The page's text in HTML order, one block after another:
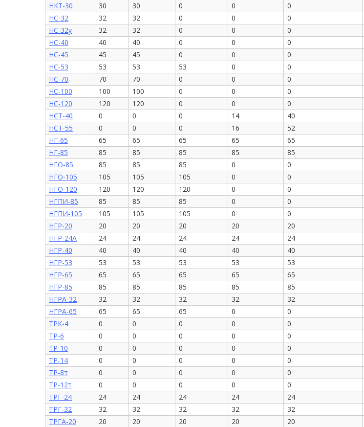
НКТ-30
30 30 0 0 0
НС-32
32 32 0 0 0
НС-32у
32 32 0 0 0
НС-40
40 40 0 0 0
НС-45
45 45 0 0 0
НС-53
53 53 53 0 0
НС-70
70 70 0 0 0
НС-100
100 100 0 0 0
НС-120
120 120 0 0 0
НСТ-40
0 0 0 14 40
НСТ-55
0 0 0 16 52
НГ-65
65 65 65 65 65
НГ-85
85 85 85 85 85
НГО-85
85 85 85 0 0
НГО-105
105 105 105 0 0
НГО-120
120 120 120 0 0
НГПИ-85
85 85 85 0 0
НГПИ-105
105 105 105 0 0
НГР-20
20 20 20 20 20
НГР-24А
24 24 24 24 24
НГР-40
40 40 40 40 40
НГР-53
53 53 53 53 53
НГР-65
65 65 65 65 65
НГР-85
85 85 85 85 85
НГРА-32
32 32 32 32 32
НГРА-65
65 65 65 0 0
ТРК-4
0 0 0 0 0
ТР-6
0 0 0 0 0
ТР-10
0 0 0 0 0
ТР-14
0 0 0 0 0
ТР-8т
0 0 0 0 0
ТР-12т
0 0 0 0 0
ТРГ-24
24 24 24 24 24
ТРГ-32
32 32 32 32 32
ТРГА-20
20 20 20 20 20